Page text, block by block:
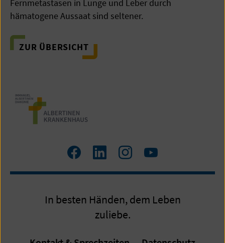
Fernmetastasen in Lunge und Leber durch
hämatogene Aussaat sind seltener.
ZUR ÜBERSICHT
Facebook
LinkedInInstagram
Youtube
In besten Händen, dem Leben
zuliebe.